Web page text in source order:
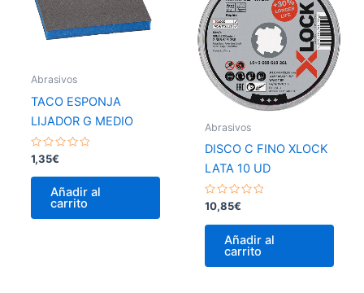
Abrasivos
TACO ESPONJA
LIJADOR G MEDIO
Valorado
con
0
1,35€
Añadir al
carrito
Abrasivos
DISCO C FINO XLOCK
LATA 10 UD
Valorado
con
0
10,85€
Añadir al
carrito